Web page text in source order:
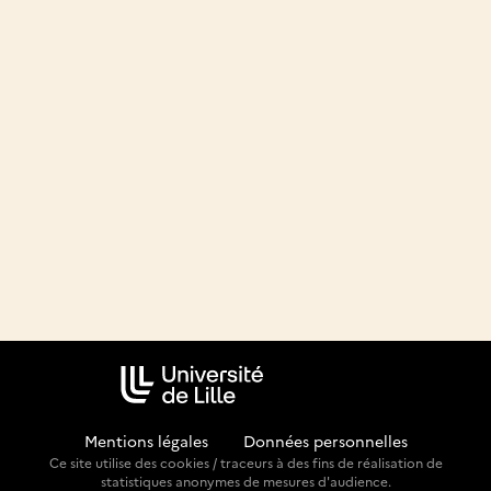
Mentions légales Données personnelles
Ce site utilise des cookies / traceurs à des fins de réalisation de
statistiques anonymes de mesures d'audience.